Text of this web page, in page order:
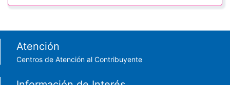
Footer menu
Atención
Centros de Atención al Contribuyente